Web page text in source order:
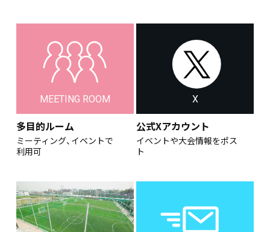
MEETING ROOM
多目的ルーム
ミーティング、イベントで
利用可
X
公式Xアカウント
イベントや大会情報をポス
ト